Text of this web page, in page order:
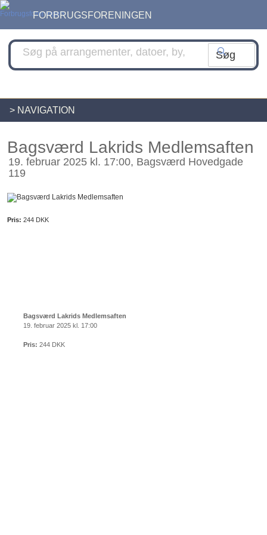
FORBRUGSFORENINGEN
> NAVIGATION
Bagsværd Lakrids Medlemsaften
19. februar 2025 kl. 17:00, Bagsværd Hovedgade
119
Pris: 244 DKK
Bagsværd Lakrids Medlemsaften
19. februar 2025 kl. 17:00
Pris: 244 DKK